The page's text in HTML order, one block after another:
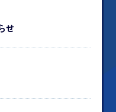
せ